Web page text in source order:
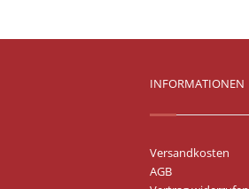
INFORMATIONEN
Versandkosten
AGB